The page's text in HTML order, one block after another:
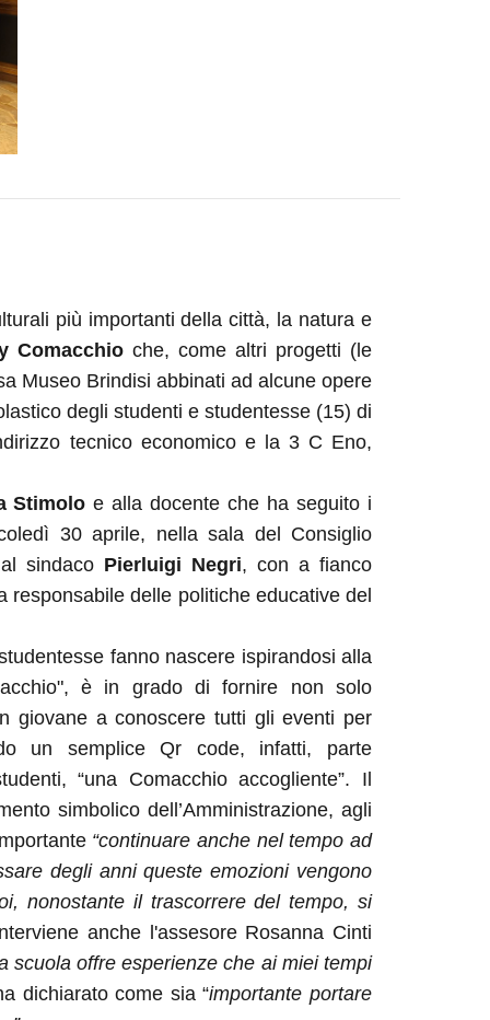
più importanti della città, la natura e
Comacchioche, come altri progetti (le
Museo Brindisi abbinati ad alcune opere
degli studenti e studentesse (15) di
tecnico economico e la 3 C Eno,
Stimolo e alla docente che ha seguito i
30 aprile, nella sala del Consiglio
sindaco Pierluigi Negri, con a fianco
responsabile delle politiche educative del
fanno nascere ispirandosi alla
è in grado di fornire non solo
giovane a conoscere tutti gli eventi per
un semplice Qr code, infatti, parte
“una Comacchio accogliente”. Il
simbolico dell’Amministrazione, agli
“continuare anche nel tempo ad
degli anni queste emozioni vengono
nonostante il trascorrere del tempo, si
anche l'assesore Rosanna Cinti
scuola offre esperienze che ai miei tempi
dichiarato come sia “importante portare